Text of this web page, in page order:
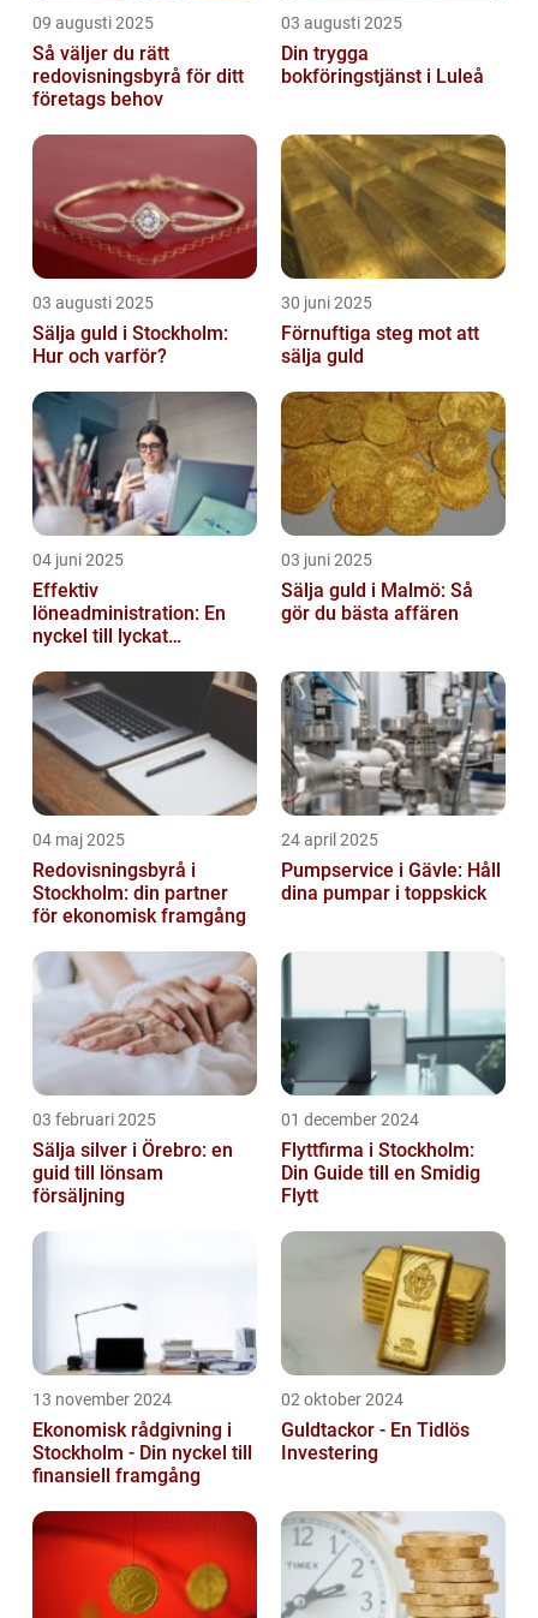
09 augusti 2025
Så väljer du rätt
redovisningsbyrå för ditt
företags behov
03 augusti 2025
Din trygga
bokföringstjänst i Luleå
03 augusti 2025
Sälja guld i Stockholm:
Hur och varför?
30 juni 2025
Förnuftiga steg mot att
sälja guld
04 juni 2025
Effektiv
löneadministration: En
nyckel till lyckat
03 juni 2025
Sälja guld i Malmö: Så
gör du bästa affären
04 maj 2025
Redovisningsbyrå i
Stockholm: din partner
för ekonomisk framgång
24 april 2025
Pumpservice i Gävle: Håll
dina pumpar i toppskick
03 februari 2025
Sälja silver i Örebro: en
guid till lönsam
försäljning
01 december 2024
Flyttfirma i Stockholm:
Din Guide till en Smidig
Flytt
13 november 2024
Ekonomisk rådgivning i
Stockholm - Din nyckel till
finansiell framgång
02 oktober 2024
Guldtackor - En Tidlös
Investering